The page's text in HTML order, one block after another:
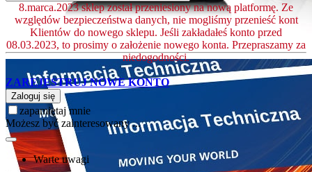
8.marca.2023 sklep został przeniesiony na nową platformę. Ze
względów bezpieczeństwa danych, nie mogliśmy przenieść kont
Klientów do nowego sklepu. Jeśli zakładałeś konto przed
08.03.2023, to prosimy o założenie nowego konta. Przepraszamy za
niedogodności.
ZAREJESTRUJ NOWE KONTO
Zaloguj się
zapamiętaj mnie
Możesz być zainteresowany ...
Warte uwagi